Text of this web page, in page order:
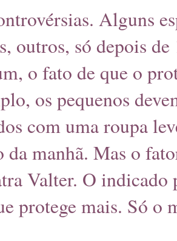
Alguns
outros, só depois
o fato de que o
os pequenos
com uma roupa
manhã. Mas o
Valter. O indicado
protege mais. Só o